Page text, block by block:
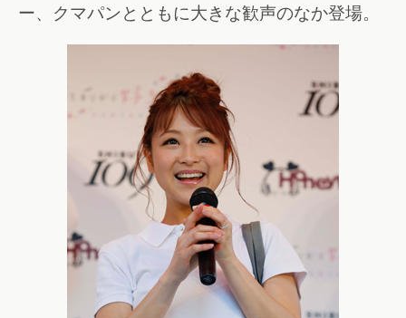
ー、クマパンとともに大きな歓声のなか登場。